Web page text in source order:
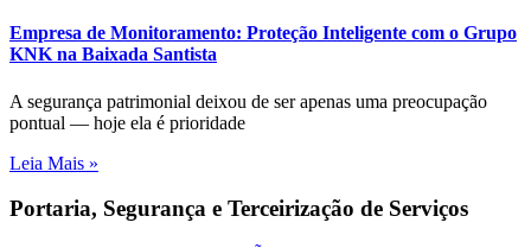
Empresa de Monitoramento: Proteção Inteligente com o Grupo
KNK na Baixada Santista
A segurança patrimonial deixou de ser apenas uma preocupação
pontual — hoje ela é prioridade
Leia Mais »
Portaria, Segurança e Terceirização de Serviços